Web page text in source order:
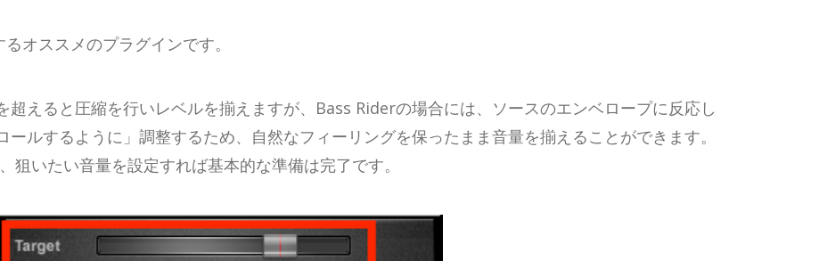
オススメのプラグインです。
超えると圧縮を行いレベルを揃えますが、Bass Riderの場合には、ソースのエンベロープに反応し
ルするように」調整するため、自然なフィーリングを保ったまま音量を揃えることができます。
いたい音量を設定すれば基本的な準備は完了です。